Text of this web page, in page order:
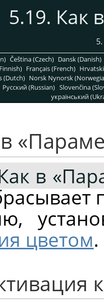
5.19. Как
Čeština (Czech) Dansk (Danish)
Français (French)
(Dutch) Norsk Nynorsk
Pусский (Russian) Slovenčina
український
в
цветом.